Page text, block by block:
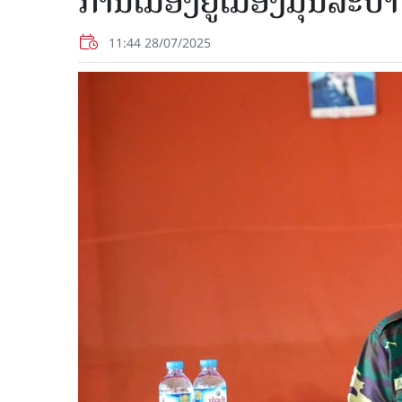
11:44 28/07/2025